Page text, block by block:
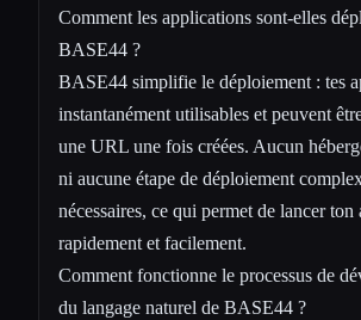
Comment les applications sont-elles
BASE44 ?
BASE44 simplifie le déploiement : tes
instantanément utilisables et peuvent
une URL une fois créées. Aucun
ni aucune étape de déploiement
nécessaires, ce qui permet de lancer ton
rapidement et facilement.
Comment fonctionne le processus de
du langage naturel de BASE44 ?